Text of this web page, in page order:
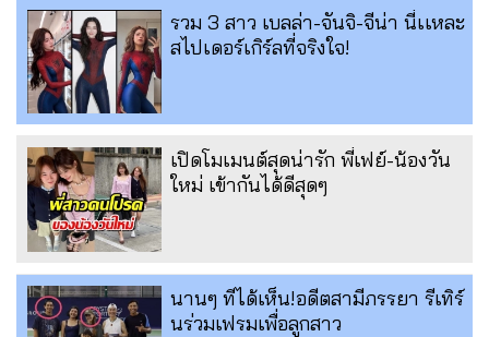
รวม 3 สาว เบลล่า-จันจิ-จีน่า นี่เเหละ
สไปเดอร์เกิร์ลที่จริงใจ!
เปิดโมเมนต์สุดน่ารัก พี่เฟย์-น้องวัน
ใหม่ เข้ากันได้ดีสุดๆ
นานๆ ทีได้เห็น!อดีตสามีภรรยา รีเทิร์
นร่วมเฟรมเพื่อลูกสาว